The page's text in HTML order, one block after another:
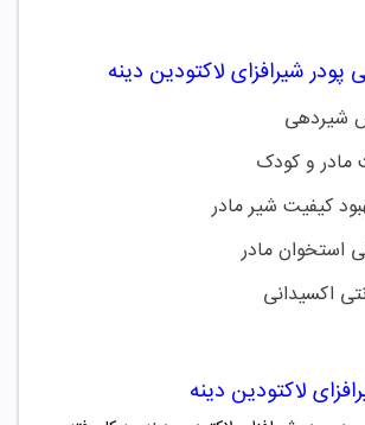
شیرافزای لاکتودین دینه
شیردهی
و کودک
کیفیت شیر مادر
استخوان مادر
اکسیدانی
لاکتودین دینه